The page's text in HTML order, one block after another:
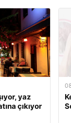
yaz
çıkıyor